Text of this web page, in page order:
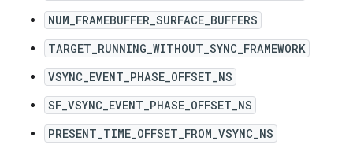
NUM_FRAMEBUFFER_SURFACE_BUFFERS
TARGET_RUNNING_WITHOUT_SYNC_FRAMEWORK
VSYNC_EVENT_PHASE_OFFSET_NS
SF_VSYNC_EVENT_PHASE_OFFSET_NS
PRESENT_TIME_OFFSET_FROM_VSYNC_NS